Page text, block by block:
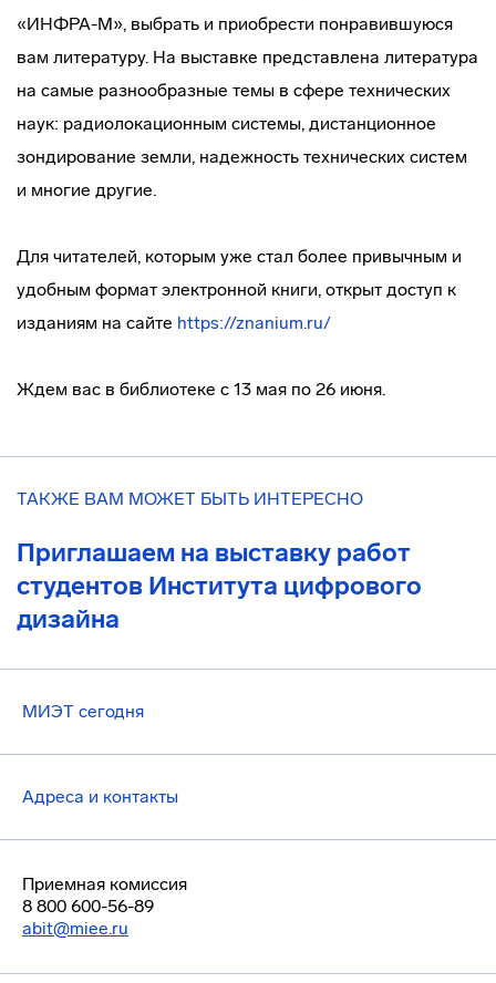
«ИНФРА-М», выбрать и приобрести понравившуюся
вам литературу. На выставке представлена литература
на самые разнообразные темы в сфере технических
наук: радиолокационным системы, дистанционное
зондирование земли, надежность технических систем
и многие другие.
Для читателей, которым уже стал более привычным и
удобным формат электронной книги, открыт доступ к
изданиям на сайте https://znanium.ru/
Ждем вас в библиотеке с 13 мая по 26 июня.
ТАКЖЕ ВАМ МОЖЕТ БЫТЬ ИНТЕРЕСНО
Приглашаем на выставку работ
студентов Института цифрового
дизайна
МИЭТ сегодня
Адреса и контакты
Приемная комиссия
8 800 600-56-89
abit@miee.ru